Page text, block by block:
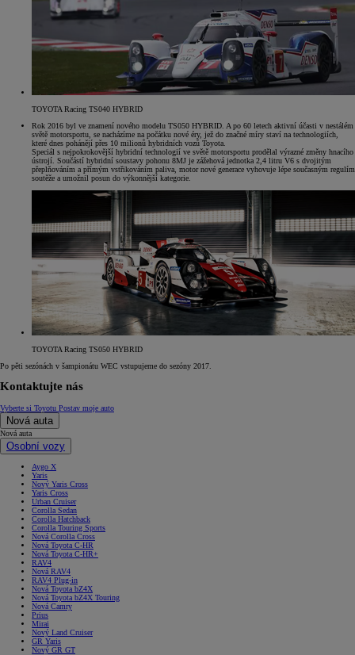
TOYOTA Racing TS040 HYBRID
Rok 2016 byl ve znamení nového modelu TS050 HYBRID. A po 60 letech aktivní účasti v nestálém
světě motorsportu, se nacházíme na počátku nové éry, jež do značné míry staví na technologiích,
které dnes pohánějí přes 10 milionů hybridních vozů Toyota.
Speciál s nejpokrokovější hybridní technologií ve světě motorsportu prodělal výrazné změny hnacího
ústrojí. Součástí hybridní soustavy pohonu 8MJ je zážehová jednotka 2,4 litru V6 s dvojitým
přeplňováním a přímým vstřikováním paliva, motor nové generace vyhovuje lépe současným regulím
soutěže a umožnil posun do výkonnější kategorie.
TOYOTA Racing TS050 HYBRID
Po pěti sezónách v šampionátu WEC vstupujeme do sezóny 2017.
Kontaktujte nás
Vyberte si Toyotu Postav moje auto
Nová auta
Nová auta
Osobní vozy
Aygo X
Yaris
Nový Yaris Cross
Yaris Cross
Urban Cruiser
Corolla Sedan
Corolla Hatchback
Corolla Touring Sports
Nová Corolla Cross
Nová Toyota C-HR
Nová Toyota C-HR+
RAV4
Nová RAV4
RAV4 Plug-in
Nová Toyota bZ4X
Nová Toyota bZ4X Touring
Nová Camry
Prius
Mirai
Nový Land Cruiser
GR Yaris
Nový GR GT